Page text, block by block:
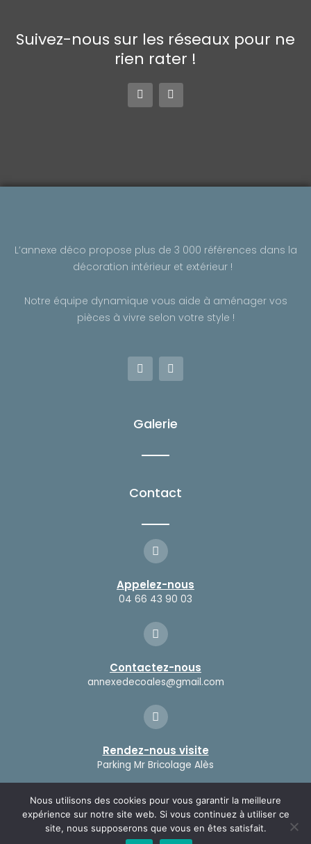
Suivez-nous sur les réseaux pour ne
rien rater !
F
a
c
f
I
n
s
L’annexe déco propose plus de 3 000 références dans la
décoration intérieur et extérieur !
Notre équipe dynamique vous aide à aménager vos
pièces à vivre selon votre style !
F
a
c
o
o
f
I
n
s
r
Galerie
Contact
Appelez-nous
04 66 43 90 03
Contactez-nous
annexedecoales@gmail.com
Rendez-nous visite
Parking Mr Bricolage Alès
© L’Annexe Déco 2023-2024 | Tout droit réservés |BIG X
Nous utilisons des cookies pour vous garantir la meilleure
expérience sur notre site web. Si vous continuez à utiliser ce
site, nous supposerons que vous en êtes satisfait.